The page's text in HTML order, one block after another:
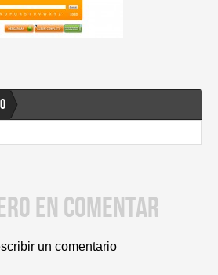
EN COMENTAR
un comentario